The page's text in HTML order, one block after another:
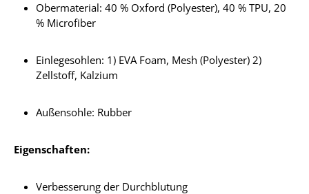
Obermaterial: 40 % Oxford (Polyester), 40 % TPU, 20
% Microfiber
Einlegesohlen: 1) EVA Foam, Mesh (Polyester) 2)
Zellstoff, Kalzium
Außensohle: Rubber
Eigenschaften:
Verbesserung der Durchblutung